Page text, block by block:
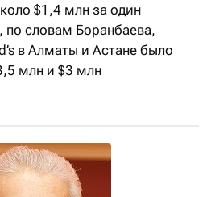
$1,4 млн за один
словам Боранбаева,
в Алматы и Астане было
млн и $3 млн